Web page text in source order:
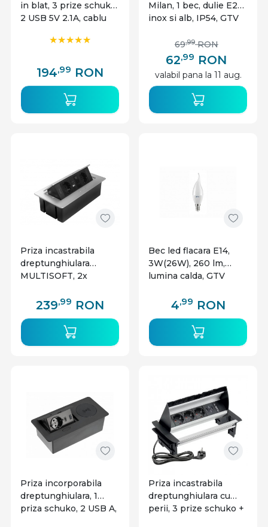
in blat, 3 prize schuko
2 USB 5V 2.1A, cablu
194,99 RON
Milan, 1 bec, dulie E27,
inox si alb, IP54, GTV
62,99 RON
69,99 RON
valabil pana la 11 aug.
Priza incastrabila
dreptunghiulara
MULTISOFT, 2x
RJ45,1.5 m, aluminiu,
239,99 RON
Bec led flacara E14,
3W(26W), 260 lm,
lumina calda, GTV
4,99 RON
Priza incorporabila
dreptunghiulara, 1
priza schuko, 2 USB A,
Priza incastrabila
dreptunghiulara cu
perii, 3 prize schuko +